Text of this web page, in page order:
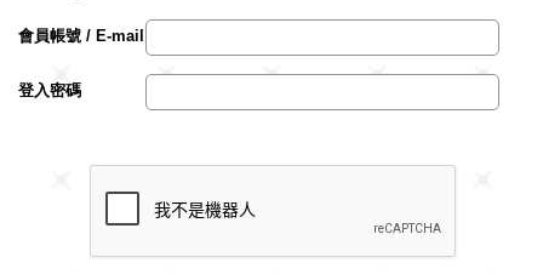
會員帳號 / E-mail
登入密碼